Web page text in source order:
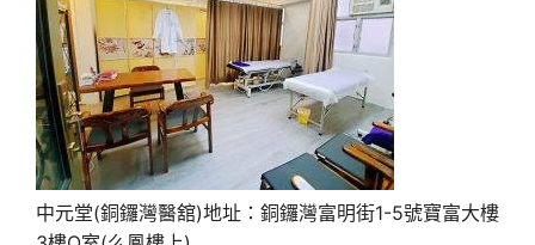
中元堂(銅鑼灣醫舘)地址：銅鑼灣富明街1-5號寶富大樓